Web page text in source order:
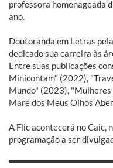
professora homenageada
ano.
Doutoranda em Letras
dedicado sua carreira às
Entre suas publicações
Minicontam" (2022),
Mundo" (2023),
Maré dos Meus Olhos
A Flic acontecerá no Caic,
programação a ser